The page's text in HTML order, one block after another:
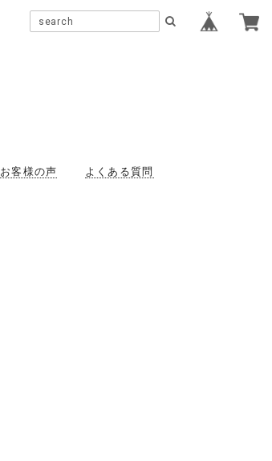
お客様の声 よくある質問